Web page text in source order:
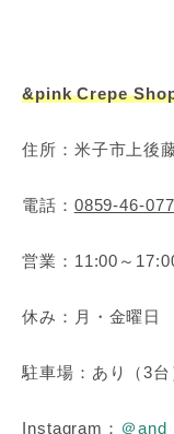
&pink Crepe
住所：米子市上後
電話： 0859-46-
営業：11:00～
休み：月・金曜日
駐車場：あり（3台
Instagram： ＠